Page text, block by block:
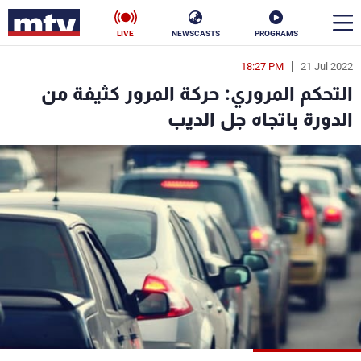
PROGRAMS
NEWSCASTS
LIVE
21 Jul 2022
18:27 PM
التحكم المروري: حركة المرور كثيفة من
الدورة باتجاه جل الديب
en
الأخبار
سياسة ناس
إقتصاد فن
منوعات رياضة
كأس العالم
جدول البرامج